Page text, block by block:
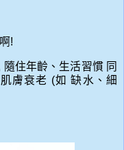
!
隨住年齡、生活習慣 同
膚衰老 (如 缺水、細